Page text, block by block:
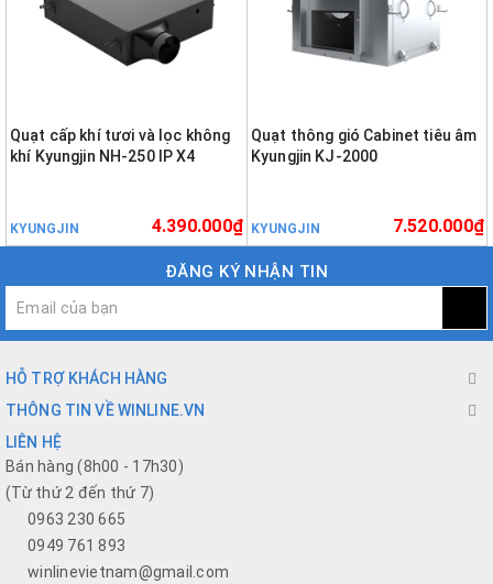
Quạt cấp khí tươi và lọc không
khí Kyungjin NH-250 IP X4
KYUNGJIN 4.390.000₫
Quạt thông gió Cabinet tiêu âm
Kyungjin KJ-2000
KYUNGJIN 7.520.000₫
ĐĂNG KÝ NHẬN TIN
HỖ TRỢ KHÁCH HÀNG
THÔNG TIN VỀ WINLINE.VN
LIÊN HỆ
Bán hàng (8h00 - 17h30)
(Từ thứ 2 đến thứ 7)
0963 230 665
0949 761 893
winlinevietnam@gmail.com